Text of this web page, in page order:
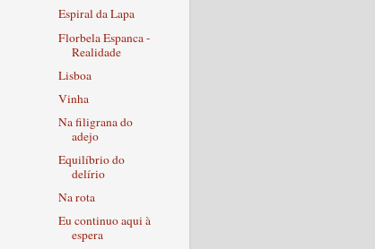
Espiral da Lapa
Florbela Espanca -
Realidade
Lisboa
Vinha
Na filigrana do
adejo
Equilíbrio do
delírio
Na rota
Eu continuo aqui à
espera